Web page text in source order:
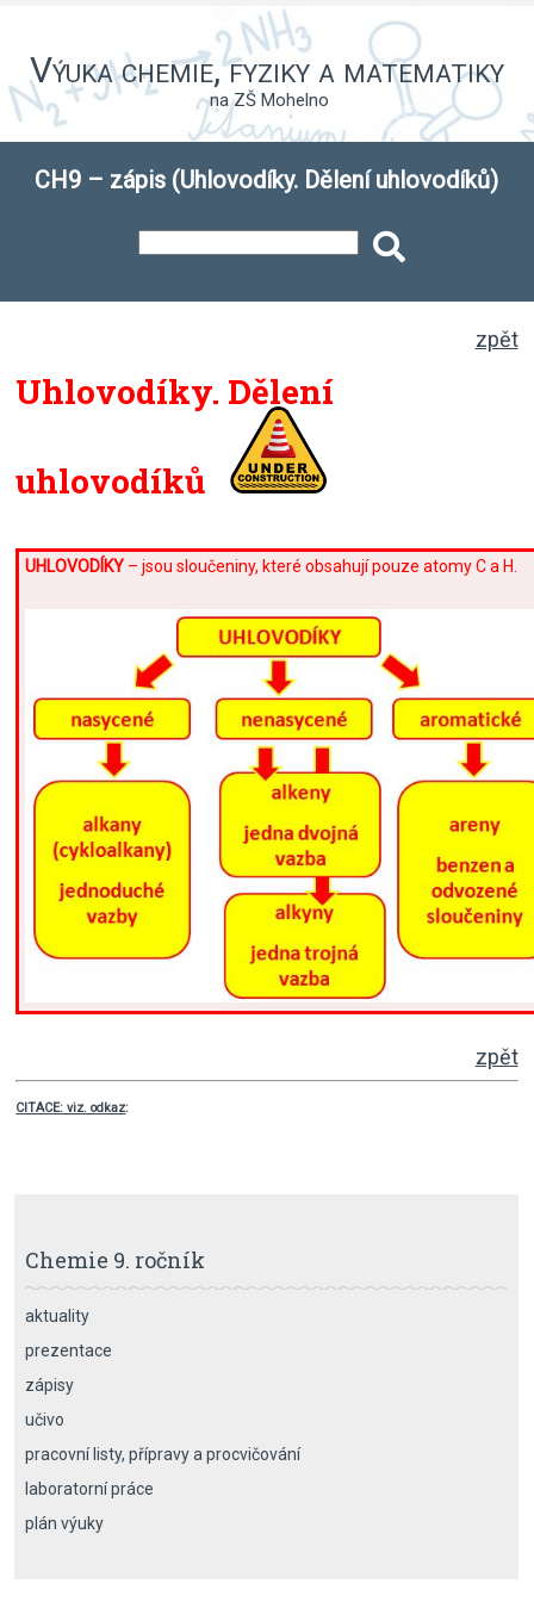
Výuka chemie, fyziky a matematiky
na ZŠ Mohelno
CH9 – zápis (Uhlovodíky. Dělení uhlovodíků)
zpět
Uhlovodíky. Dělení
uhlovodíků
UHLOVODÍKY – jsou sloučeniny, které obsahují pouze atomy C a H.
zpět
CITACE: viz. odkaz:
Chemie 9. ročník
aktuality
prezentace
zápisy
učivo
pracovní listy, přípravy a procvičování
laboratorní práce
plán výuky